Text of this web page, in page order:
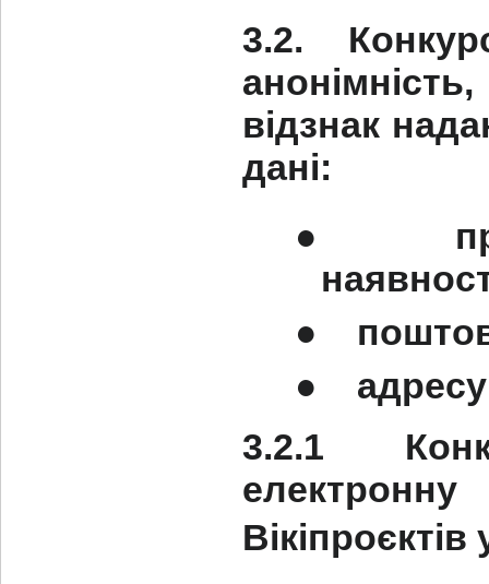
3.2.
відзнак
дані:
●
●
●
3.2.1
Вікіпроєктів